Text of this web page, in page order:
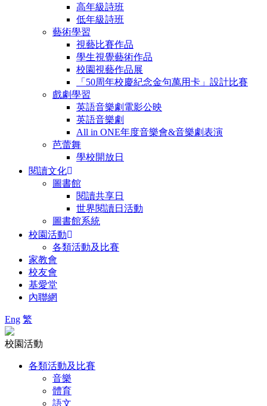
高年級詩班
低年級詩班
藝術學習
視藝比賽作品
學生視覺藝術作品
校園視藝作品展
「50周年校慶紀念金句萬用卡」設計比賽
戲劇學習
英語音樂劇電影公映
英語音樂劇
All in ONE年度音樂會&音樂劇表演
芭蕾舞
學校開放日
閱讀文化
圖書館
閱讀共享日
世界閱讀日活動
圖書館系統
校園活動
各類活動及比賽
家教會
校友會
基愛堂
內聯網
Eng 繁
校園活動
各類活動及比賽
音樂
體育
語文